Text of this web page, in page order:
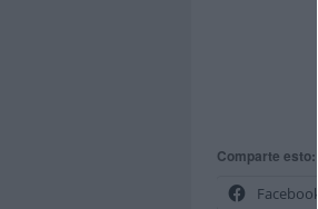
Comparte esto:
Facebook